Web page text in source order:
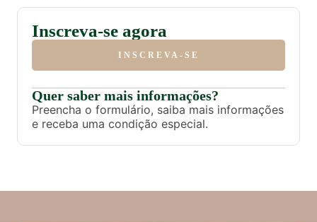
Inscreva-se agora
INSCREVA-SE
Quer saber mais informações?
Preencha o formulário, saiba mais informações
e receba uma condição especial.